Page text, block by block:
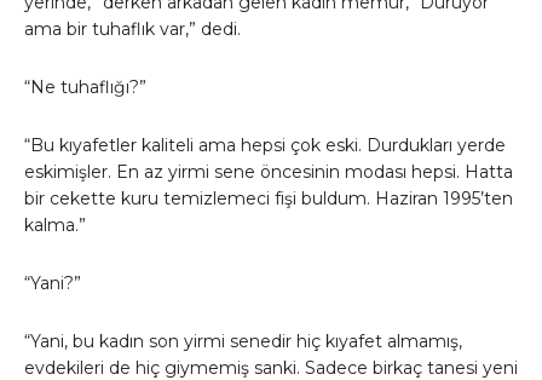
ama bir tuhaflık var,” dedi.
“Ne tuhaflığı?”
“Bu kıyafetler kaliteli ama hepsi çok eski. Durdukları yerde
eskimişler. En az yirmi sene öncesinin modası hepsi. Hatta
bir cekette kuru temizlemeci fişi buldum. Haziran 1995’ten
kalma.”
“Yani?”
“Yani, bu kadın son yirmi senedir hiç kıyafet almamış,
evdekileri de hiç giymemiş sanki. Sadece birkaç tanesi yeni